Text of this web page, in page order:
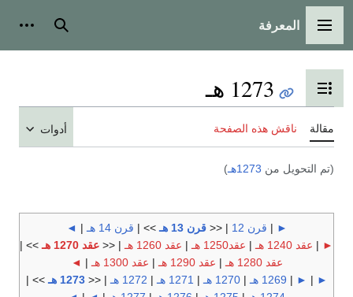
القائمة الرئيسية
المعرفة بحث
تبديل عرض جدول المحتويات
1273 هـ
مقالة ناقش هذه الصفحة أدوات
(تم التحويل من 1273هـ )
►
| قرن 12 | <<قرن 13 هـ >> | قرن 14 هـ |
◄
►
| عقد 1240 هـ | عقد1250 هـ | عقد 1260 هـ | << عقد 1270 هـ
>> |
عقد 1280 هـ
| عقد 1290 هـ | عقد 1300 هـ |
◄
►
|
►
| 1269 هـ |1270 هـ | 1271 هـ | 1272 هـ | <<1273 هـ
>> |